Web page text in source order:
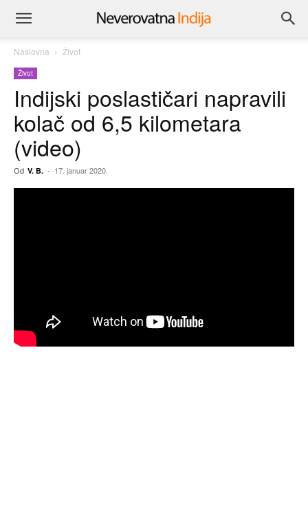
Naslovna Život
Život
Indijski poslastičari napravili
kolač od 6,5 kilometara
(video)
Od V. B. - 17. januar 2020.